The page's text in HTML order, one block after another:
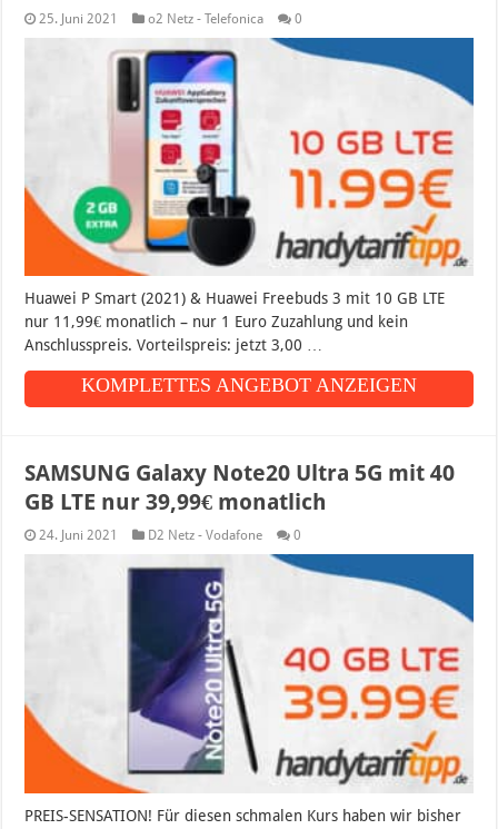
25. Juni 2021 o2 Netz - Telefonica 0
Huawei P Smart (2021) & Huawei Freebuds 3 mit 10 GB LTE
nur 11,99€ monatlich – nur 1 Euro Zuzahlung und kein
Anschlusspreis. Vorteilspreis: jetzt 3,00 …
KOMPLETTES ANGEBOT ANZEIGEN
SAMSUNG Galaxy Note20 Ultra 5G mit 40
GB LTE nur 39,99€ monatlich
24. Juni 2021 D2 Netz - Vodafone 0
PREIS-SENSATION! Für diesen schmalen Kurs haben wir bisher